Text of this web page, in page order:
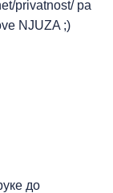
privatnost/pa
NJUZA ;)
до